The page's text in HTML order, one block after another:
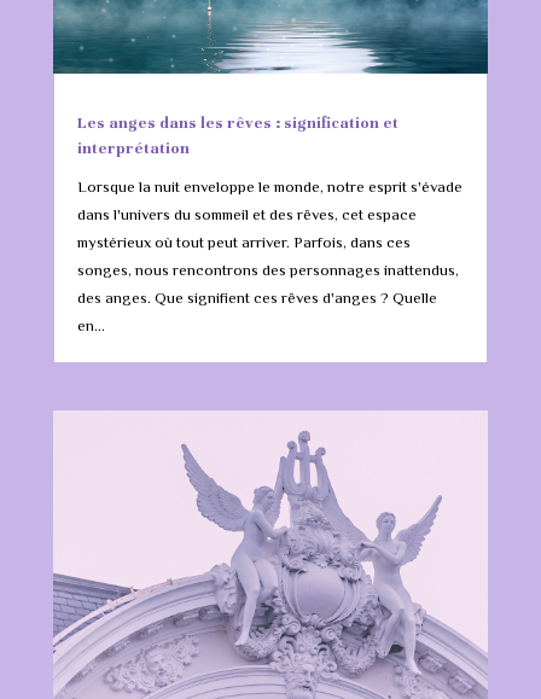
Les anges dans les rêves : signification et
interprétation
Lorsque la nuit enveloppe le monde, notre esprit s'évade
dans l'univers du sommeil et des rêves, cet espace
mystérieux où tout peut arriver. Parfois, dans ces
songes, nous rencontrons des personnages inattendus,
des anges. Que signifient ces rêves d'anges ? Quelle
en...